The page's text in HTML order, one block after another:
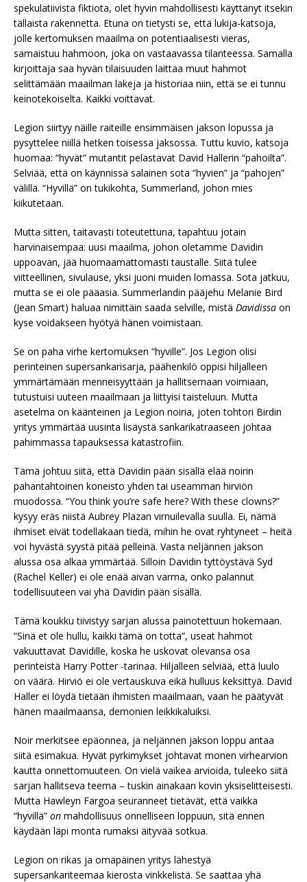
spekulatiivista fiktiota, olet hyvin mahdollisesti käyttänyt itsekin
tällaista rakennetta. Etuna on tietysti se, että lukija-katsoja,
jolle kertomuksen maailma on potentiaalisesti vieras,
samaistuu hahmoon, joka on vastaavassa tilanteessa. Samalla
kirjoittaja saa hyvän tilaisuuden laittaa muut hahmot
selittämään maailman lakeja ja historiaa niin, että se ei tunnu
keinotekoiselta. Kaikki voittavat.
Legion siirtyy näille raiteille ensimmäisen jakson lopussa ja
pysyttelee niillä hetken toisessa jaksossa. Tuttu kuvio, katsoja
huomaa: “hyvät” mutantit pelastavat David Hallerin “pahoilta”.
Selviää, että on käynnissä salainen sota “hyvien” ja “pahojen”
välillä. “Hyvillä” on tukikohta, Summerland, johon mies
kiikutetaan.
Mutta sitten, taitavasti toteutettuna, tapahtuu jotain
harvinaisempaa: uusi maailma, johon oletamme Davidin
uppoavan, jää huomaamattomasti taustalle. Siitä tulee
viitteellinen, sivulause, yksi juoni muiden lomassa. Sota jatkuu,
mutta se ei ole pääasia. Summerlandin pääjehu Melanie Bird
(Jean Smart) haluaa nimittäin saada selville, mistä Davidissa on
kyse voidakseen hyötyä hänen voimistaan.
Se on paha virhe kertomuksen “hyville”. Jos Legion olisi
perinteinen supersankarisarja, päähenkilö oppisi hiljalleen
ymmärtämään menneisyyttään ja hallitsemaan voimiaan,
tutustuisi uuteen maailmaan ja liittyisi taisteluun. Mutta
asetelma on käänteinen ja Legion noiria, joten tohtori Birdin
yritys ymmärtää uusinta lisäystä sankarikatraaseen johtaa
pahimmassa tapauksessa katastrofiin.
Tämä johtuu siitä, että Davidin pään sisällä elää noirin
pahantahtoinen koneisto yhden tai useamman hirviön
muodossa. “You think you’re safe here? With these clowns?”
kysyy eräs niistä Aubrey Plazan virnuilevalla suulla. Ei, nämä
ihmiset eivät todellakaan tiedä, mihin he ovat ryhtyneet – heitä
voi hyvästä syystä pitää pelleinä. Vasta neljännen jakson
alussa osa alkaa ymmärtää. Silloin Davidin tyttöystävä Syd
(Rachel Keller) ei ole enää aivan varma, onko palannut
todellisuuteen vai yhä Davidin pään sisällä.
Tämä koukku tiivistyy sarjan alussa painotettuun hokemaan.
“Sinä et ole hullu, kaikki tämä on totta”, useat hahmot
vakuuttavat Davidille, koska he uskovat olevansa osa
perinteistä Harry Potter -tarinaa. Hiljalleen selviää, että luulo
on väärä. Hirviö ei ole vertauskuva eikä hulluus keksittyä. David
Haller ei löydä tietään ihmisten maailmaan, vaan he päätyvät
hänen maailmaansa, demonien leikkikaluiksi.
Noir merkitsee epäonnea, ja neljännen jakson loppu antaa
siitä esimakua. Hyvät pyrkimykset johtavat monen virhearvion
kautta onnettomuuteen. On vielä vaikea arvioida, tuleeko siitä
sarjan hallitseva teema – tuskin ainakaan kovin yksiselitteisesti.
Mutta Hawleyn Fargoa seuranneet tietävät, että vaikka
“hyvillä” on mahdollisuus onnelliseen loppuun, sitä ennen
käydään läpi monta rumaksi äityvää sotkua.
Legion on rikas ja omapäinen yritys lähestyä
supersankariteemaa kierosta vinkkelistä. Se saattaa yhä